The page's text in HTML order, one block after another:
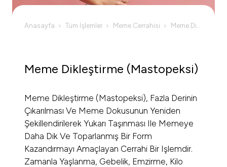
Anasayfa Tüm İşlemler Meme Cerrahisi Meme Dikleştirme (Mastopeksi)
Meme Dikleştirme (Mastopeksi)
Meme Dikleştirme (mastopeksi), Fazla Derinin
Çıkarılması Ve Meme Dokusunun Yeniden
Şekillendirilerek Yukarı Taşınması Ile Memeye
Daha Dik Ve Toparlanmış Bir Form
Kazandırmayı Amaçlayan Cerrahi Bir Işlemdir.
Zamanla Yaşlanma, Gebelik, Emzirme, Kilo